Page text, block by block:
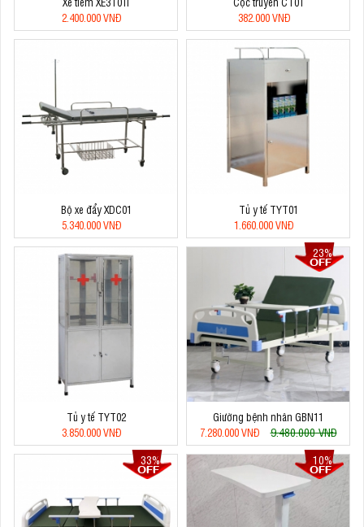
2.400.000 VNĐ
382.000 VNĐ
Bộ xe đẩy XDC01
5.340.000 VNĐ
Tủ y tế TYT01
1.660.000 VNĐ
Tủ y tế TYT02
3.850.000 VNĐ
23%
Giường bệnh nhân GBN11
7.280.000 VNĐ
9.480.000 VNĐ
33%
10%